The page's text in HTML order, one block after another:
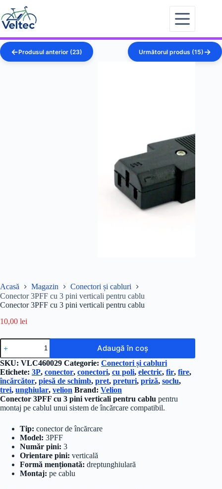
la
conținut
Produsul anterior (23) Următorul produs (15)
Acasă Magazin
Conectori și cabluri
Conector 3PFF cu 3 pini verticali pentru cablu
Conector 3PFF cu 3 pini verticali pentru cablu
10,00 lei
Cantitate
Conector
3PFF
cu
3
pini
verticali
pentru
cablu
Adaugă în coș
SKU: VLC460029 Categorie: Conectori și cabluri
Etichete: 3P, conector, conectori, cu poli, electric, fir, fire,
încărcător, piesă de schimb, pret, preturi, priză, soclu,
trei, unghiular, velion Brand: Velion
Conector 3PFF cu 3 pini verticali pentru cablu pentru
montaj pe cablul unui sistem de încărcare compatibil.
Tip: conector de încărcare
Model: 3PFF
Număr pini: 3
Orientare pini: verticală
Formă menționată: dreptunghiulară
Montaj: pe cablu